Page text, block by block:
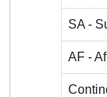
SA -
AF -